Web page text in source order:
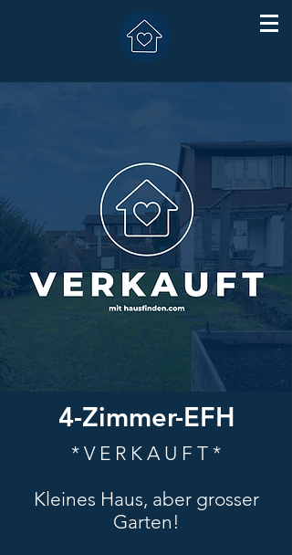
4-Zimmer-EFH
* V E R K A U F T *
Kleines Haus, aber grosser
Garten!